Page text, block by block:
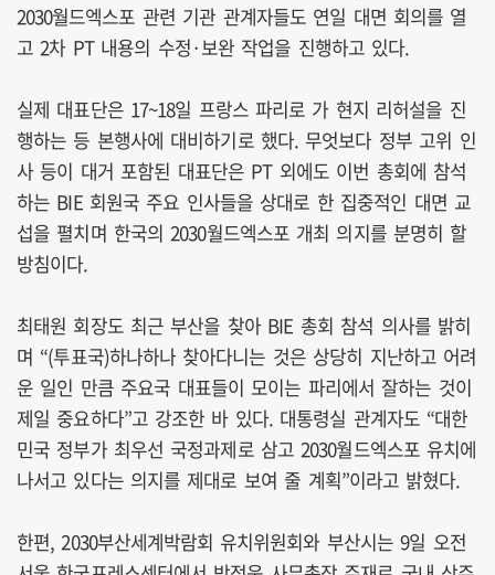
2030월드엑스포 관련 기관 관계자들도 연일 대면 회의를 열
고 2차 PT 내용의 수정·보완 작업을 진행하고 있다.
실제 대표단은 17~18일 프랑스 파리로 가 현지 리허설을 진
행하는 등 본행사에 대비하기로 했다. 무엇보다 정부 고위 인
사 등이 대거 포함된 대표단은 PT 외에도 이번 총회에 참석
하는 BIE 회원국 주요 인사들을 상대로 한 집중적인 대면 교
섭을 펼치며 한국의 2030월드엑스포 개최 의지를 분명히 할
방침이다.
최태원 회장도 최근 부산을 찾아 BIE 총회 참석 의사를 밝히
며 “(투표국)하나하나 찾아다니는 것은 상당히 지난하고 어려
운 일인 만큼 주요국 대표들이 모이는 파리에서 잘하는 것이
제일 중요하다”고 강조한 바 있다. 대통령실 관계자도 “대한
민국 정부가 최우선 국정과제로 삼고 2030월드엑스포 유치에
나서고 있다는 의지를 제대로 보여 줄 계획”이라고 밝혔다.
한편, 2030부산세계박람회 유치위원회와 부산시는 9일 오전